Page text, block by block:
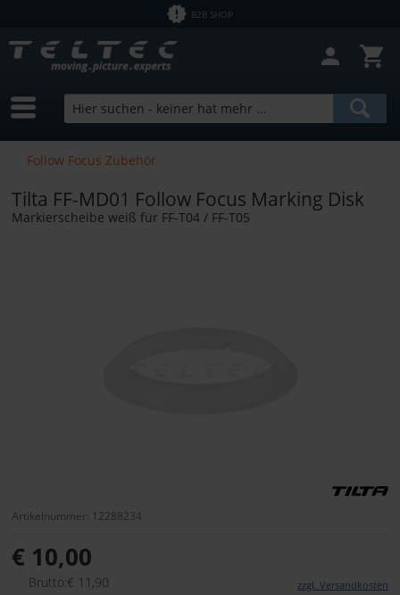
B2B SHOP
Follow Focus Zubehör
Tilta FF-MD01 Follow Focus Marking Disk
Markierscheibe weiß für FF-T04 / FF-T05
Artikelnummer: 12288234
€ 10,00
Brutto:€ 11,90 zzgl. Versandkosten